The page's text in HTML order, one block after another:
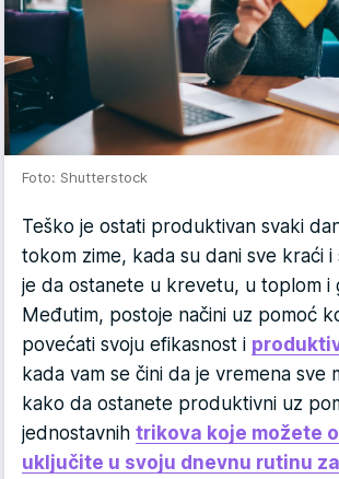
Foto: Shutterstock
Teško je ostati produktivan svaki
tokom zime, kada su dani sve kraći i
je da ostanete u krevetu, u toplom i
Međutim, postoje načini uz pomoć
povećati svoju efikasnost i
kada vam se čini da je vremena sve
kako da ostanete produktivni uz
jednostavnih trikova koje možete
uključite u svoju dnevnu rutinu